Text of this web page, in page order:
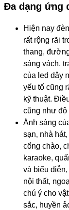
Đa dạng ứng
Hiện nay
rất rộng rãi
thang,
sáng vách,
của led dây
yếu tố cũng
kỹ thuật.
cũng như độ
Ánh sáng
sạn, nhà
cổng chào,
karaoke,
và biểu
nội thất,
chú ý cho
sắc, huyền